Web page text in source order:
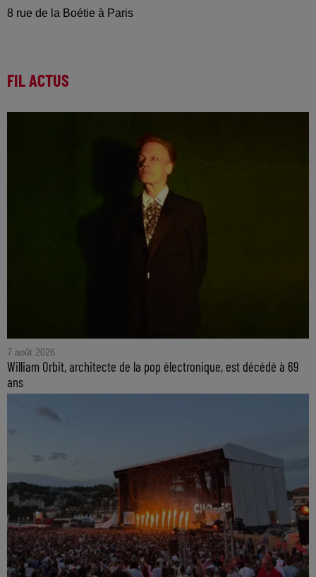
8 rue de la Boétie à Paris
FIL ACTUS
7 août 2026
William Orbit, architecte de la pop électronique, est décédé à 69
ans